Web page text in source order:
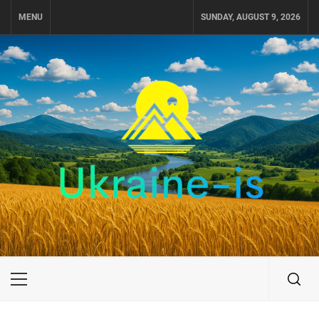
MENU SUNDAY, AUGUST 9, 2026
UKRAINE-IS
ПУТЕШЕСТВИЕ ПО УКРАИНЕ
Primary